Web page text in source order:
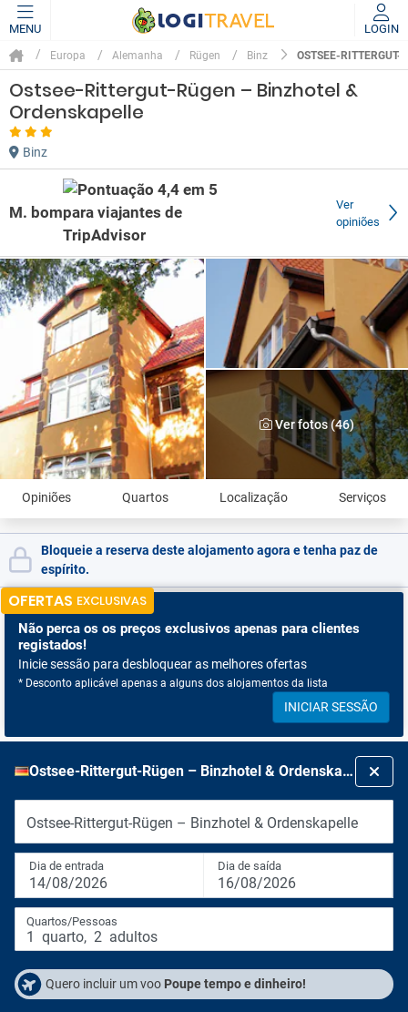
MENU LOGIN
Europa Alemanha Rügen Binz OSTSEE-RITTERGUT-
Ostsee-Rittergut-Rügen – Binzhotel &
Ordenskapelle
Binz
M. bom
Ver
opiniões
Ver fotos (46)
Opiniões Quartos Localização Serviços
Bloqueie a reserva deste alojamento agora e tenha paz de
espírito.
OFERTAS EXCLUSIVAS
Não perca os os preços exclusivos apenas para clientes
registados!
Inicie sessão para desbloquear as melhores ofertas
* Desconto aplicável apenas a alguns dos alojamentos da lista
INICIAR SESSÃO
Ostsee-Rittergut-Rügen – Binzhotel & Ordenskapelle
Ostsee-Rittergut-Rügen – Binzhotel & Ordenskapelle
Dia de entrada
14/08/2026
Dia de saída
16/08/2026
Quartos/Pessoas
1 quarto, 2 adultos
Quero incluir um voo Poupe tempo e dinheiro!